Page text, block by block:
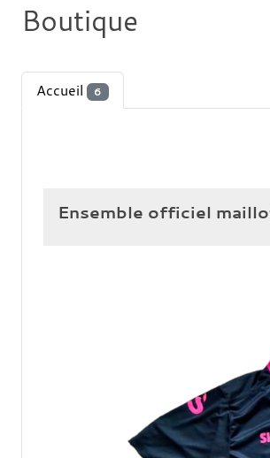
Boutique
Accueil 6
Ensemble officiel